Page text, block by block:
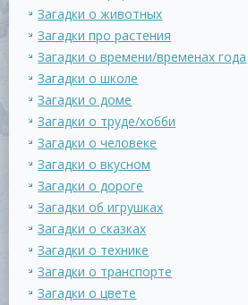
Загадки о животных
Загадки про растения
Загадки о времени/временах года
Загадки о школе
Загадки о доме
Загадки о труде/хобби
Загадки о человеке
Загадки о вкусном
Загадки о дороге
Загадки об игрушках
Загадки о сказках
Загадки о технике
Загадки о транспорте
Загадки о цвете